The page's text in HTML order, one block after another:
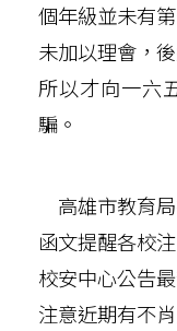
個年級並未有
未加以理會，
所以才向一六
騙。
高雄市教育
函文提醒各校
校安中心公告
注意近期有不